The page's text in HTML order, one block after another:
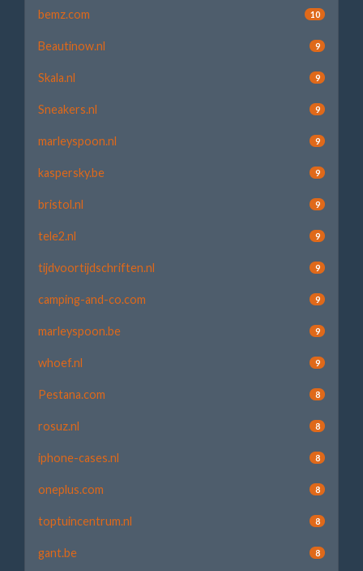
bemz.com 10
Beautinow.nl 9
Skala.nl 9
Sneakers.nl 9
marleyspoon.nl 9
kaspersky.be 9
bristol.nl 9
tele2.nl 9
tijdvoortijdschriften.nl 9
camping-and-co.com 9
marleyspoon.be 9
whoef.nl 9
Pestana.com 8
rosuz.nl 8
iphone-cases.nl 8
oneplus.com 8
toptuincentrum.nl 8
gant.be 8